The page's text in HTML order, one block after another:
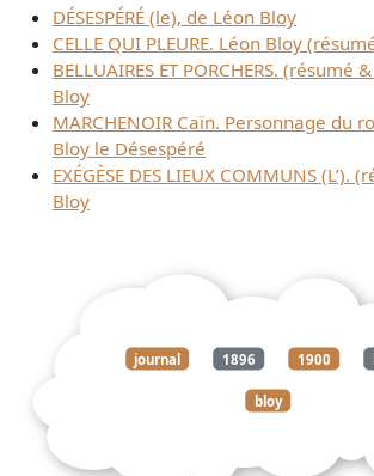
DÉSESPÉRÉ (le), de Léon Bloy
CELLE QUI PLEURE. Léon Bloy
BELLUAIRES ET PORCHERS. (résumé
Bloy
MARCHENOIR Caïn. Personnage du
Bloy le Désespéré
EXÉGÈSE DES LIEUX COMMUNS (L’).
Bloy
journal 1896 1900
bloy